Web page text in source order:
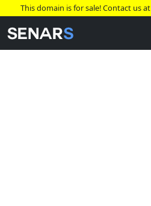
This domain is for sale! Contact us at